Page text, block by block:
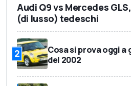
Audi Q9 vs Mercedes
(di lusso) tedeschi
2
Cosa si prova oggi a
del 2002